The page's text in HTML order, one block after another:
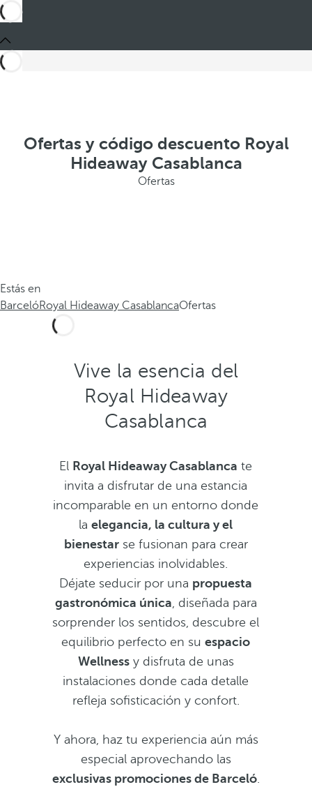
Ofertas y código descuento Royal
Hideaway Casablanca
Ofertas
Estás en
BarcelóRoyal Hideaway CasablancaOfertas
Vive la esencia del
Royal Hideaway
Casablanca
El Royal Hideaway Casablanca te
invita a disfrutar de una estancia
incomparable en un entorno donde
laelegancia, la cultura y el
bienestarse fusionan para crear
experiencias inolvidables.
Déjate seducir por una propuesta
gastronómica única, diseñada para
sorprender los sentidos, descubre el
equilibrio perfecto en suespacio
Wellnessy disfruta de unas
instalaciones donde cada detalle
refleja sofisticación y confort.
Y ahora, haz tu experiencia aún más
especial aprovechando las
exclusivas promociones de Barceló.